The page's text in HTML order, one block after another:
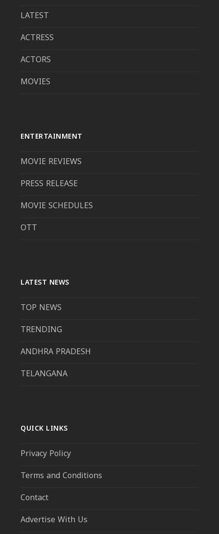
LATEST
ACTRESS
ACTORS
MOVIES
ENTERTAINMENT
MOVIE REVIEWS
PRESS RELEASE
MOVIE SCHEDULES
OTT
LATEST NEWS
TOP NEWS
TRENDING
ANDHRA PRADESH
TELANGANA
QUICK LINKS
Privacy Policy
Terms and Conditions
Contact
Advertise With Us